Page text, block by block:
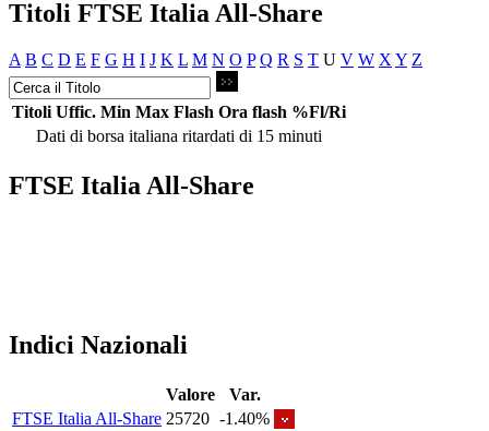
Titoli FTSE Italia All-Share
A B C D E F G H I J K L M N O P Q R S T U V W X Y Z
Titoli Uffic. Min Max Flash Ora flash %Fl/Ri
Dati di borsa italiana ritardati di 15 minuti
FTSE Italia All-Share
Indici Nazionali
Valore
Var.
FTSE Italia All-Share 25720 -1.40%